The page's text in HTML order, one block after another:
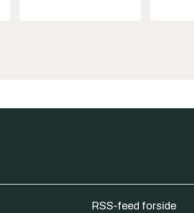
RSS-feed forside